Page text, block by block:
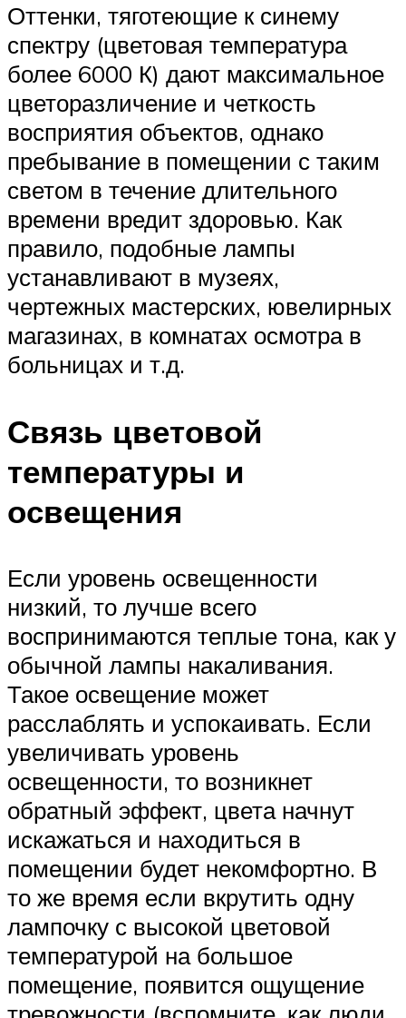
Оттенки, тяготеющие к синему
спектру (цветовая температура
более 6000 К) дают максимальное
цветоразличение и четкость
восприятия объектов, однако
пребывание в помещении с таким
светом в течение длительного
времени вредит здоровью. Как
правило, подобные лампы
устанавливают в музеях,
чертежных мастерских, ювелирных
магазинах, в комнатах осмотра в
больницах и т.д.
Связь цветовой
температуры и
освещения
Если уровень освещенности
низкий, то лучше всего
воспринимаются теплые тона, как у
обычной лампы накаливания.
Такое освещение может
расслаблять и успокаивать. Если
увеличивать уровень
освещенности, то возникнет
обратный эффект, цвета начнут
искажаться и находиться в
помещении будет некомфортно. В
то же время если вкрутить одну
лампочку с высокой цветовой
температурой на большое
помещение, появится ощущение